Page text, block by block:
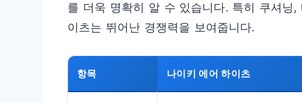
를 더욱 명확히 알 수 있습니다. 특히 쿠셔닝
이츠는 뛰어난 경쟁력을 보여줍니다.
항목 나이키 에어 하이츠